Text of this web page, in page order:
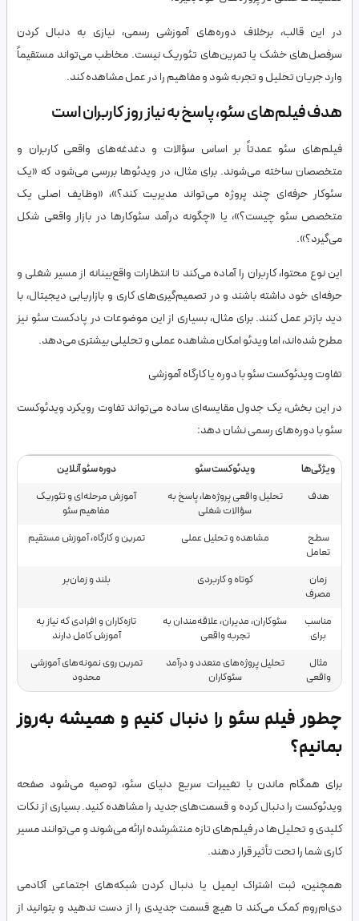
در این قالب، برخلاف دوره‌های آموزشی رسمی، نیازی به دنبال کردن
سرفصل‌های خشک یا تمرین‌های تئوریک نیست. مخاطب می‌تواند مستقیماً
وارد جریان تحلیل و تجربه شود و مفاهیم را در عمل مشاهده کند.
هدف فیلم‌های سئو، پاسخ به نیاز روز کاربران است
فیلم‌های سئو عمدتاً بر اساس سؤالات و دغدغه‌های واقعی کاربران و
متخصصان ساخته می‌شوند. برای مثال، در ویدئوها بررسی می‌شود که «یک
سئوکار حرفه‌ای چند پروژه می‌تواند مدیریت کند؟»، «وظایف اصلی یک
متخصص سئو چیست؟»، یا «چگونه درآمد سئوکارها در بازار واقعی شکل
می‌گیرد؟».
این نوع محتوا، کاربران را آماده می‌کند تا انتظارات واقع‌بینانه از مسیر شغلی و
حرفه‌ای خود داشته باشند و در تصمیم‌گیری‌های کاری و بازاریابی دیجیتال، با
دید بازتر عمل کنند. برای مثال، بسیاری از این موضوعات در پادکست سئو نیز
مطرح شده‌اند، اما ویدئو امکان مشاهده عملی و تحلیلی بیشتری می‌دهد.
تفاوت ویدئوکست سئو با دوره یا کارگاه آموزشی
در این بخش، یک جدول مقایسه‌ای ساده می‌تواند تفاوت رویکرد ویدئوکست
سئو با دوره‌های رسمی نشان دهد:
ویژگی‌ها ویدئوکست سئو
دوره سئو آنلاین
هدف
تحلیل واقعی پروژه‌ها، پاسخ به
سؤالات شغلی
آموزش مرحله‌ای و تئوریک
مفاهیم سئو
سطح
تعامل
مشاهده و تحلیل عملی تمرین و کارگاه، آموزش مستقیم
زمان
مصرف
کوتاه و کاربردی بلند و زمان‌بر
مناسب
برای
سئوکاران، مدیران، علاقه‌مندان به
تجربه واقعی
تازه‌کاران و افرادی که نیاز به
آموزش کامل دارند
مثال
واقعی
تحلیل پروژه‌های متعدد و درآمد
سئوکاران
تمرین روی نمونه‌های آموزشی
محدود
چطور فیلم سئو را دنبال کنیم و همیشه به‌روز
بمانیم؟
برای همگام ماندن با تغییرات سریع دنیای سئو، توصیه می‌شود صفحه
ویدئوکست را دنبال کرده و قسمت‌های جدید را مشاهده کنید. بسیاری از نکات
کلیدی و تحلیل‌ها در فیلم‌های تازه منتشرشده ارائه می‌شوند و می‌توانند مسیر
کاری شما را تحت تأثیر قرار دهند.
همچنین، ثبت اشتراک ایمیل یا دنبال کردن شبکه‌های اجتماعی آکادمی
دی‌ام‌روم کمک می‌کند تا هیچ قسمت جدیدی را از دست ندهید و بتوانید از